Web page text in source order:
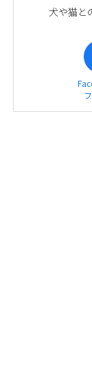
犬や猫と